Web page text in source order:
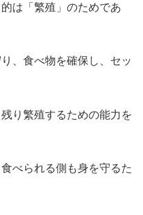
は「繁殖」のためであ
、食べ物を確保し、セッ
り繁殖するための能力を
べられる側も身を守るた